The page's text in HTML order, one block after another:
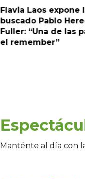
Flavia Laos expone
buscado Pablo
Fuller: “Una de las
el remember”
Manténte al día con